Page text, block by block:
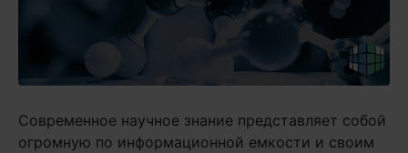
Современное научное знание представляет собой
огромную по информационной емкости и своим